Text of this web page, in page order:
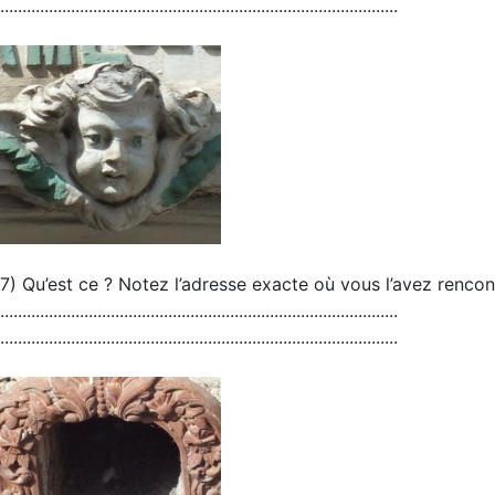
..........................................................................................
7) Qu’est ce ? Notez l’adresse exacte où vous l’avez
..........................................................................................
..........................................................................................